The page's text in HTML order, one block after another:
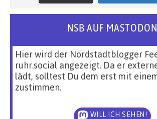
NSB AUF MASTODON
Hier wird der Nordstadtblogger
ruhr.social angezeigt. Da er
lädt, solltest Du dem erst mit
zustimmen.
WILL ICH SEHEN!